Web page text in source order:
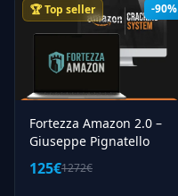
-90%
🏆 Top seller
Fortezza Amazon 2.0 –
Giuseppe Pignatello
125€1272€